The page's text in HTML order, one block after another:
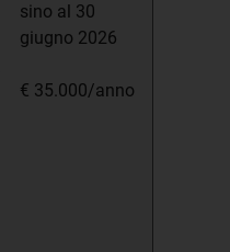
sino al 30
giugno 2026
€ 35.000/anno